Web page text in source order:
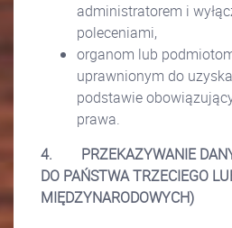
administratorem i
poleceniami,
organom lub
uprawnionym do
podstawie
prawa.
4.
PRZEKAZYWANIE
DO PAŃSTWA TRZECIEGO
MIĘDZYNARODOWYCH)